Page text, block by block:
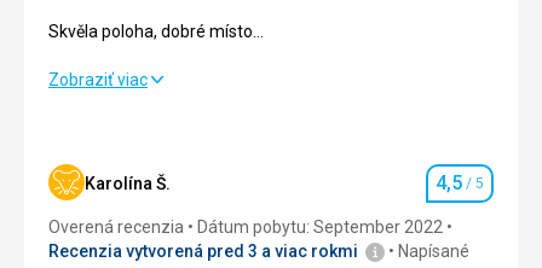
Skvěla poloha, dobré místo...
Skvěla poloha, dobré místo...
Ubytovanie 5,0/ 5
Okolie 4,0
Zobraziť viac
Karolína Š. Hodnotenie
4,5 / 5
Overená recenzia
Dátum pobytu: September 2022
Recenzia vytvorená pred 3 a viac rokmi
Napísané